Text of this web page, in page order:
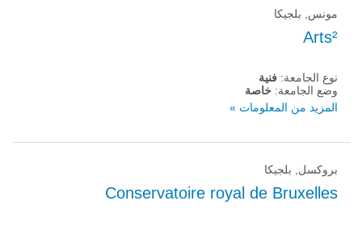
مونس, بلجيكا
Arts²
نوع الجامعة: فنية
وضع الجامعة: خاصة
المزيد من المعلومات »
بروكسل, بلجيكا
Conservatoire royal de Bruxelles